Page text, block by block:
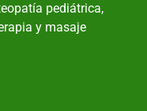
pediátrica,
y masaje